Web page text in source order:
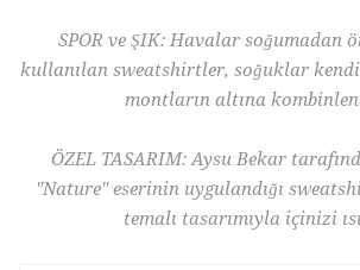
SPOR ve ŞIK: Havalar soğumadan
kullanılan sweatshirtler, soğuklar
montların altına
ÖZEL TASARIM: Aysu Bekar
"Nature" eserinin uygulandığı
temalı tasarımıyla içinizi